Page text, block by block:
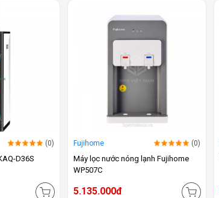
(0)
D36S
Fujihome (0)
Máy lọc nước nóng lạnh Fujihome
WP507C
5.135.000đ